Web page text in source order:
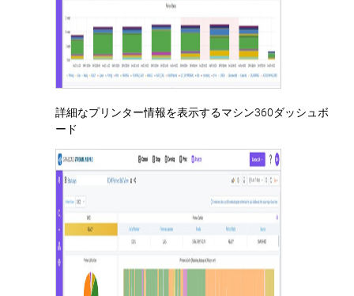
詳細なプリンター情報を表示するマシン360ダッシュボ
ード